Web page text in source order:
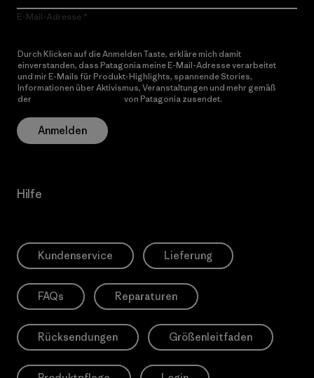
E-Mail-Adresse
Durch Klicken auf die Anmelden Taste, erkläre mich damit
einverstanden, dass Patagonia meine E-Mail-Adresse verarbeitet
und mir E-Mails für Produkt-Highlights, spannende Stories,
Informationen über Aktivismus, Veranstaltungen und mehr gemäß
der
von Patagonia zusendet.
Anmelden
Hilfe
Kundenservice Lieferung
FAQs Reparaturen
Rücksendungen Größenleitfaden